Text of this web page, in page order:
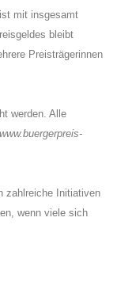
mit insgesamt
bleibt
Preisträgerinnen
werden. Alle
www.buergerpreis-
zahlreiche Initiativen
wenn viele sich